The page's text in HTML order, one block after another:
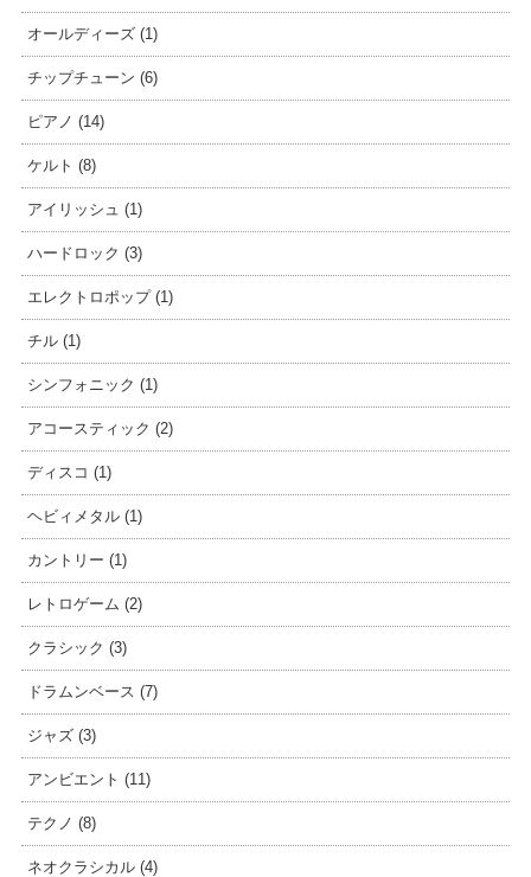
オールディーズ (1)
チップチューン (6)
ピアノ (14)
ケルト (8)
アイリッシュ (1)
ハードロック (3)
エレクトロポップ (1)
チル (1)
シンフォニック (1)
アコースティック (2)
ディスコ (1)
ヘビィメタル (1)
カントリー (1)
レトロゲーム (2)
クラシック (3)
ドラムンベース (7)
ジャズ (3)
アンビエント (11)
テクノ (8)
ネオクラシカル (4)